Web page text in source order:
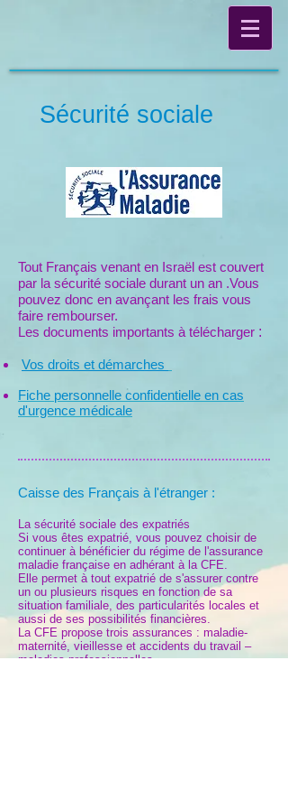
Sécurité sociale
Tout Français venant en Israël est couvert
par la sécurité sociale durant un an .Vous
pouvez donc en avançant les frais vous
faire rembourser.
Les documents importants à télécharger :
Vos droits et démarches
Fiche personnelle confidentielle en cas
d'urgence médicale
Caisse des Français à l'étranger :
La sécurité sociale des expatriés
Si vous êtes expatrié, vous pouvez choisir de
continuer à bénéficier du régime de l'assurance
maladie française en adhérant à la CFE.
Elle permet à tout expatrié de s'assurer contre
un ou plusieurs risques en fonction de sa
situation familiale, des particularités locales et
aussi de ses possibilités financières.
La CFE propose trois assurances : maladie-
maternité, vieillesse et accidents du travail –
maladies professionnelles.